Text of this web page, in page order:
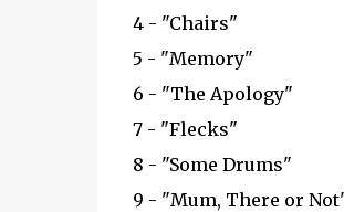
4 - "Chairs"
5 - "Memory"
6 - "The Apology"
7 - "Flecks"
8 - "Some Drums"
9 - "Mum, There or